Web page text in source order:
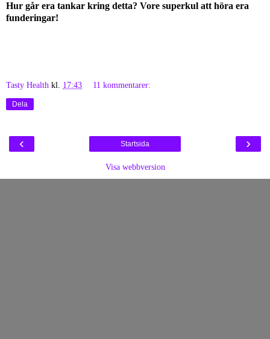
Hur går era tankar kring detta? Vore superkul att höra era
funderingar!
Tasty Health kl. 17:43 11 kommentarer:
Dela
‹ ›
Startsida
Visa webbversion